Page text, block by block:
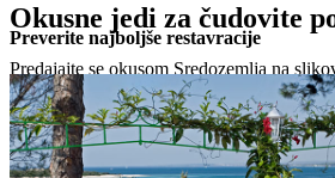
Okusne jedi za čudovite
Predajajte se okusom Sredozemlja na
plažo ter se prepustite slastnim lokalnim
žara.
Preverite najboljše restavracije